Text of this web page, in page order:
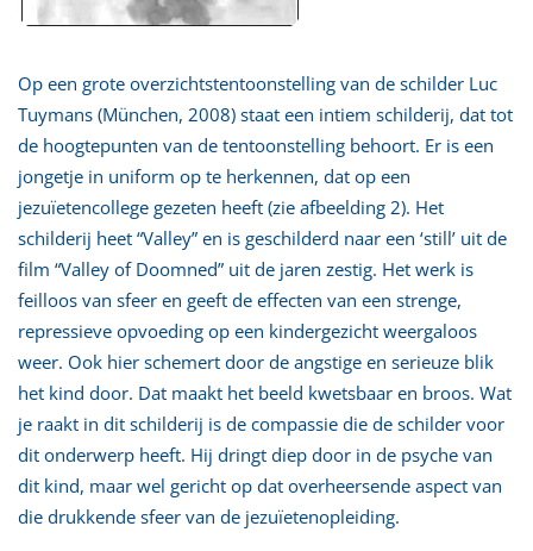
Op een grote overzichtstentoonstelling van de schilder Luc
Tuymans (München, 2008) staat een intiem schilderij, dat tot
de hoogtepunten van de tentoonstelling behoort. Er is een
jongetje in uniform op te herkennen, dat op een
jezuïetencollege gezeten heeft (zie afbeelding 2). Het
schilderij heet “Valley” en is geschilderd naar een ‘still’ uit de
film “Valley of Doomned” uit de jaren zestig. Het werk is
feilloos van sfeer en geeft de effecten van een strenge,
repressieve opvoeding op een kindergezicht weergaloos
weer. Ook hier schemert door de angstige en serieuze blik
het kind door. Dat maakt het beeld kwetsbaar en broos. Wat
je raakt in dit schilderij is de compassie die de schilder voor
dit onderwerp heeft. Hij dringt diep door in de psyche van
dit kind, maar wel gericht op dat overheersende aspect van
die drukkende sfeer van de jezuïetenopleiding.